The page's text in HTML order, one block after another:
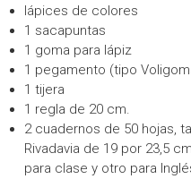
lápices de colores
1 sacapuntas
1 goma para lápiz
1 pegamento (tipo
1 tijera
1 regla de 20 cm.
2 cuadernos de 50 hojas,
Rivadavia de 19 por 23,5
para clase y otro para